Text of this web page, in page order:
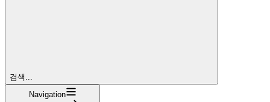
검색...
Navigation